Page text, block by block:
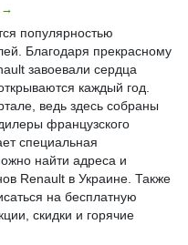
→
популярностью
Благодаря прекрасному
завоевали сердца
каждый год.
ведь здесь собраны
французского
специальная
найти адреса и
Renault в Украине. Также
на бесплатную
скидки и горячие